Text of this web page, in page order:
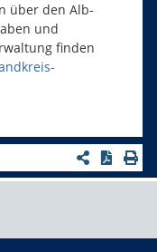
über den Alb-
und
finden